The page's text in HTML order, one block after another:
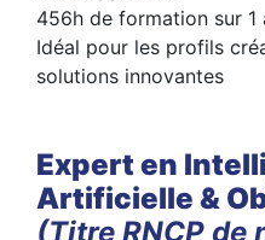
456h de formation sur 1
Idéal pour les profils
solutions innovantes
Expert en
Artificielle &
(Titre RNCP de